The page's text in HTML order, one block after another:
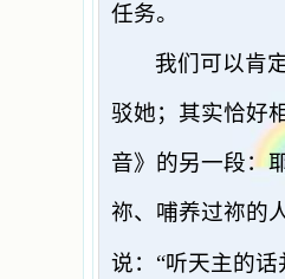
任务。
我们可以肯
驳她；其实恰好
音》的另一段：
祢、哺养过祢的
说：“听天主的